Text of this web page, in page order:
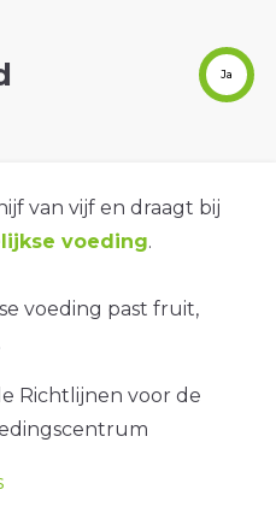
Ja
van vijf en draagt bij
voeding.
voeding past fruit,
Richtlijnen voor de